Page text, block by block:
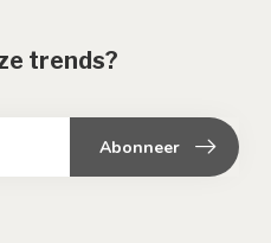
trends?
Abonneer